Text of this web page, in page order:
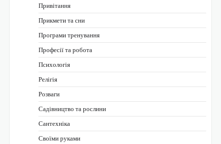
Привітання
Прикмети та сни
Програми тренування
Професії та робота
Психологія
Релігія
Розваги
Садівництво та рослини
Сантехніка
Своїми руками